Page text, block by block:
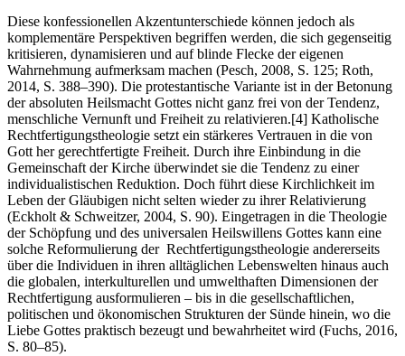
Diese konfessionellen Akzentunterschiede können jedoch als
komplementäre Perspektiven begriffen werden, die sich gegenseitig
kritisieren, dynamisieren und auf blinde Flecke der eigenen
Wahrnehmung aufmerksam machen (Pesch, 2008, S. 125; Roth,
2014, S. 388–390). Die protestantische Variante ist in der Betonung
der absoluten Heilsmacht Gottes nicht ganz frei von der Tendenz,
menschliche Vernunft und Freiheit zu relativieren.[4] Katholische
Rechtfertigungstheologie setzt ein stärkeres Vertrauen in die von
Gott her gerechtfertigte Freiheit. Durch ihre Einbindung in die
Gemeinschaft der Kirche überwindet sie die Tendenz zu einer
individualistischen Reduktion. Doch führt diese Kirchlichkeit im
Leben der Gläubigen nicht selten wieder zu ihrer Relativierung
(Eckholt & Schweitzer, 2004, S. 90). Eingetragen in die Theologie
der Schöpfung und des universalen Heilswillens Gottes kann eine
solche Reformulierung der Rechtfertigungstheologie andererseits
über die Individuen in ihren alltäglichen Lebenswelten hinaus auch
die globalen, interkulturellen und umwelthaften Dimensionen der
Rechtfertigung ausformulieren – bis in die gesellschaftlichen,
politischen und ökonomischen Strukturen der Sünde hinein, wo die
Liebe Gottes praktisch bezeugt und bewahrheitet wird (Fuchs, 2016,
S. 80–85).